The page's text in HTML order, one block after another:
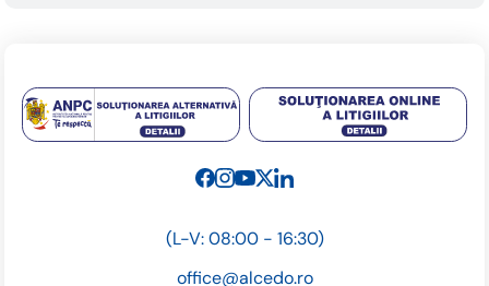
(L-V: 08:00 - 16:30)
office@alcedo.ro